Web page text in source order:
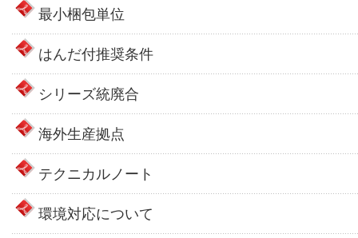
最小梱包単位
はんだ付推奨条件
シリーズ統廃合
海外生産拠点
テクニカルノート
環境対応について